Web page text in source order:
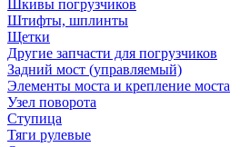
Шкивы погрузчиков
Штифты, шплинты
Щетки
Другие запчасти для погрузчиков
Задний мост (управляемый)
Элементы моста и крепление моста
Узел поворота
Ступица
Тяги рулевые